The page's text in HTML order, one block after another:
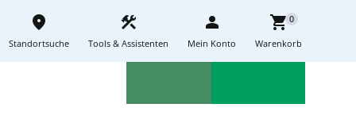
place
Standortsuche
construction
Tools & Assistenten
person
Mein Konto
shopping_cart0
Warenkorb